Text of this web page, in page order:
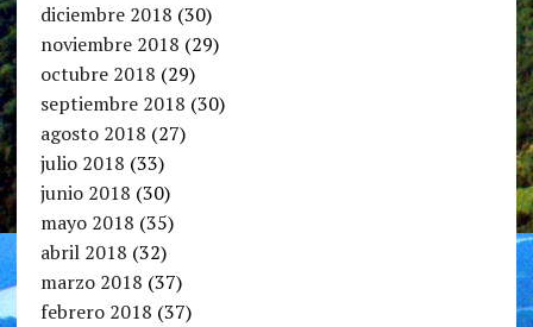
diciembre 2018 (30)
noviembre 2018 (29)
octubre 2018 (29)
septiembre 2018 (30)
agosto 2018 (27)
julio 2018 (33)
junio 2018 (30)
mayo 2018 (35)
abril 2018 (32)
marzo 2018 (37)
febrero 2018 (37)